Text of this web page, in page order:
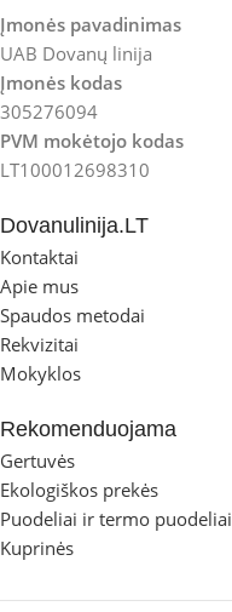
Įmonės pavadinimas
UAB Dovanų linija
Įmonės kodas
305276094
PVM mokėtojo kodas
LT100012698310
Dovanulinija.LT
Kontaktai
Apie mus
Spaudos metodai
Rekvizitai
Mokyklos
Rekomenduojama
Gertuvės
Ekologiškos prekės
Puodeliai ir termo puodeliai
Kuprinės